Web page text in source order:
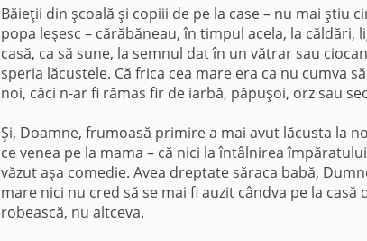
Băieţii din şcoală şi copiii de pe la case – nu mai ştiu
popa leşesc – cărăbăneau, în timpul acela, la
casă, ca să sune, la semnul dat în un vătrar sau
speria lăcustele. Că frica cea mare era ca nu cumva
noi, căci n-ar fi rămas fir de iarbă, păpuşoi, orz sau
Şi, Doamne, frumoasă primire a mai avut lăcusta la
ce venea pe la mama – că nici la întâlnirea
văzut aşa comedie. Avea drep­tate săraca babă,
mare nici nu cred să se mai fi auzit cândva pe la
robească, nu altceva.